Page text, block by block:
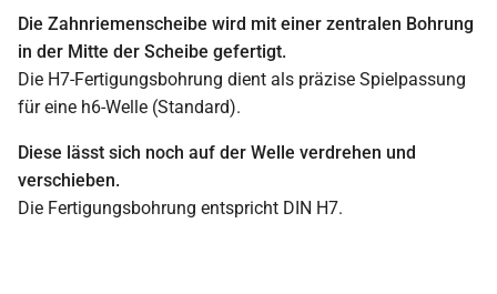
Die Zahnriemenscheibe wird mit einer zentralen Bohrung
in der Mitte der Scheibe gefertigt.
Die H7-Fertigungsbohrung dient als präzise Spielpassung
für eine h6-Welle (Standard).
Diese lässt sich noch auf der Welle verdrehen und
verschieben.
Die Fertigungsbohrung entspricht DIN H7.